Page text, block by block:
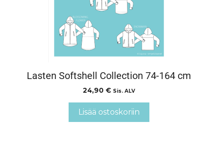
Lasten Softshell Collection 74-164 cm
24,90 € Sis. ALV
Lisää ostoskoriin